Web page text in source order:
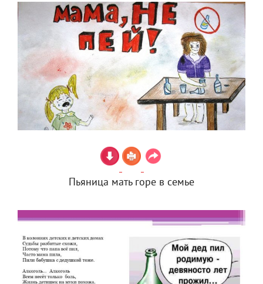
Пьяница мать горе в семье